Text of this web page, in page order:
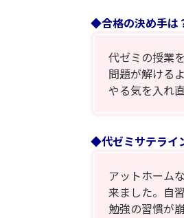
◆合格の決め手
代ゼミの授業
問題が解ける
やる気を入れ
◆代ゼミサテライ
アットホーム
来ました。自
勉強の習慣が